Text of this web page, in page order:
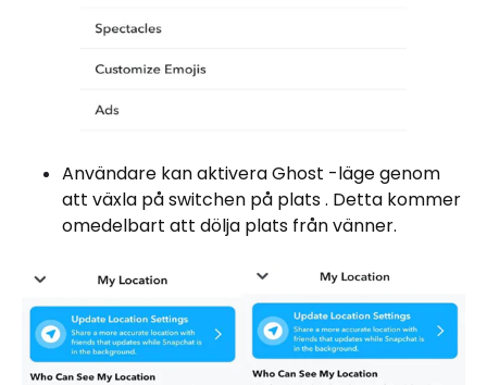
Användare kan aktivera Ghost -läge genom
att växla på switchen på plats . Detta kommer
omedelbart att dölja plats från vänner.